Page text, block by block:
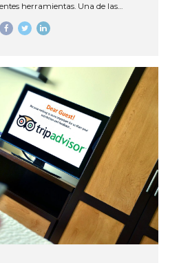
herramientas. Una de las
los Video Walls, al ser una manera
como: espacios públicos, áreas de
centros comerciales, salas de
Influenciando la manera de
información a tiempo...